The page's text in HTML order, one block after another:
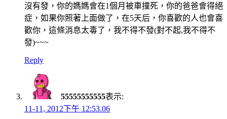
沒有發，你的媽媽會在1個月被車撞死，你的爸爸會得絕
症，如果你照著上面做了，在5天后，你喜歡的人也會喜
歡你，這條消息太毒了，我不得不發(對不起,我不得不
發)~~~
Reply
55555555555表示:
11-11, 2012下午 12:53.06